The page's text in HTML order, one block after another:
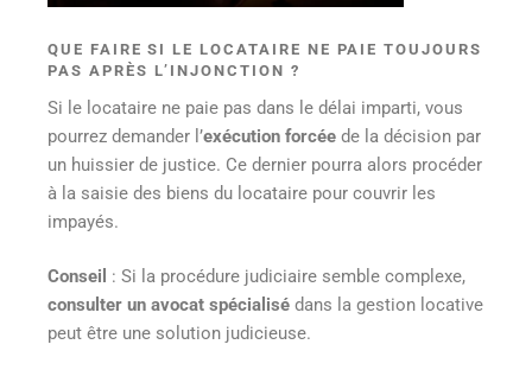
QUE FAIRE SI LE LOCATAIRE NE PAIE TOUJOURS
PAS APRÈS L’INJONCTION ?
Si le locataire ne paie pas dans le délai imparti, vous
pourrez demander l’exécution forcée de la décision par
un huissier de justice. Ce dernier pourra alors procéder
à la saisie des biens du locataire pour couvrir les
impayés.
Conseil : Si la procédure judiciaire semble complexe,
consulter un avocat spécialisé dans la gestion locative
peut être une solution judicieuse.